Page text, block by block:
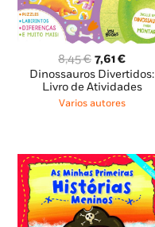
8,45€ O
preço
original
era:
7,61€O
preço
atual
é:
Dinossauros Divertidos:
Livro de Atividades
Varios autores